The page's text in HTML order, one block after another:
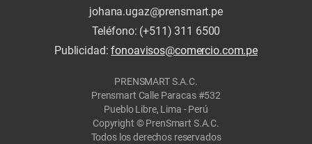
johana.ugaz@prensmart.pe
Teléfono: (+511) 311 6500
Publicidad:fonoavisos@comercio.com.pe
PRENSMART S.A.C.
Prensmart Calle Paracas #532
Pueblo Libre, Lima - Perú
Copyright © PrenSmart S.A.C.
Todos los derechos reservados